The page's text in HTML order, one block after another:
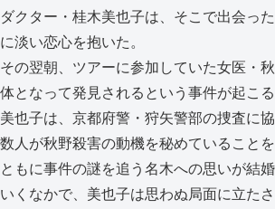
ダクター・桂木美也子は、そこで出会っ
に淡い恋心を抱いた。
その翌朝、ツアーに参加していた女医・
体となって発見されるという事件が起こる
美也子は、京都府警・狩矢警部の捜査に
数人が秋野殺害の動機を秘めていることを
ともに事件の謎を追う名木への思いが結
いくなかで、美也子は思わぬ局面に立た